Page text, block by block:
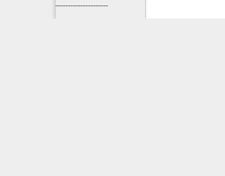
---------------------